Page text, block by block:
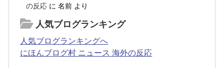
の反応 に名前 より
人気ブログランキング
人気ブログランキングへ
にほんブログ村 ニュース 海外の反応